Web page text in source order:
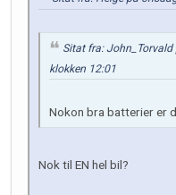
Sitat fra:
klokken 12:01
Nokon bra batterier er
Nok til EN hel bil?